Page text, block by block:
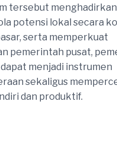
tersebut menghadirkan
potensi lokal secara
serta memperkuat
pemerintah pusat,
menjadi instrumen
sekaligus
dan produktif.